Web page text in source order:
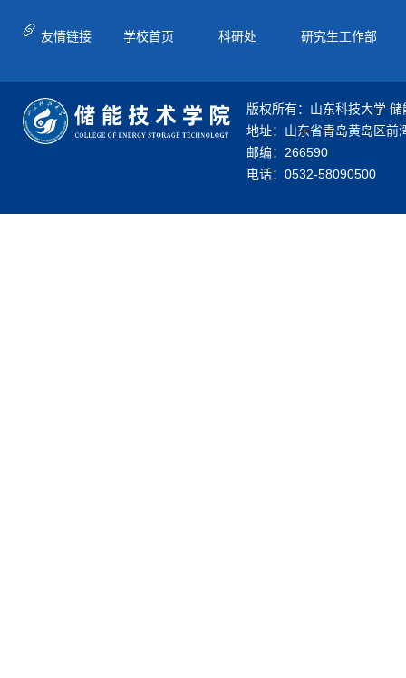
友情链接 学校首页 科研处 研究生工作部
版权所有：山东科技大学
地址：山东省青岛黄岛区前
邮编：266590
电话：0532-58090500